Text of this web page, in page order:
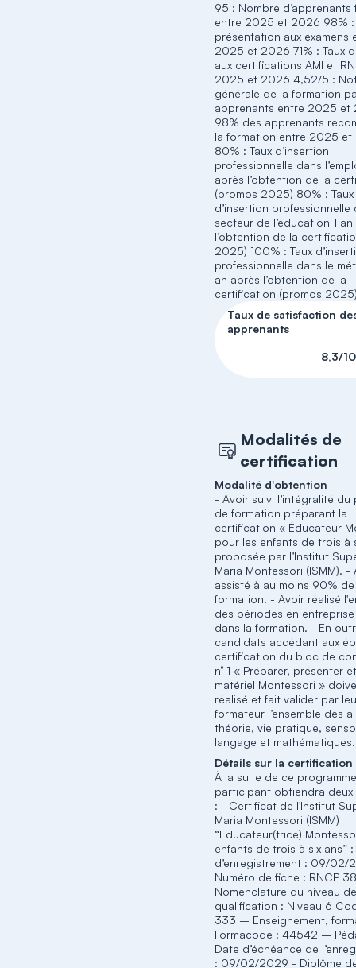
95 : Nombre d’apprenants
entre 2025 et 2026 98% :
présentation aux examens
2025 et 2026 71% : Taux
aux certifications AMI et
2025 et 2026 4,52/5 :
générale de la formation
apprenants entre 2025 et
98% des apprenants
la formation entre 2025
80% : Taux d’insertion
professionnelle dans
après l’obtention de la
(promos 2025) 80% : Taux
d’insertion professionnelle
secteur de l’éducation 1
l’obtention de la
2025) 100% : Taux
professionnelle dans le
an après l’obtention de la
certification (promos
Taux de satisfaction
apprenants
8,3/10
Modalités de
certification
Modalité d'obtention
- Avoir suivi l’intégralité du
de formation préparant la
certification « Éducateur
pour les enfants de trois à
proposée par l’Institut
Maria Montessori (ISMM). -
assisté à au moins 90%
formation. - Avoir réalisé
des périodes en
dans la formation. - En
candidats accédant aux
certification du bloc de
n° 1 « Préparer, présenter
matériel Montessori »
réalisé et fait valider par
formateur l’ensemble des
théorie, vie pratique,
langage et mathématiques.
Détails sur la certification
À la suite de ce
participant obtiendra
: - Certificat de l'Institut
Maria Montessori (ISMM)
“Educateur(trice)
enfants de trois à six ans”
d’enregistrement : 09/02/
Numéro de fiche : RNCP
Nomenclature du niveau
qualification : Niveau 6
333 – Enseignement,
Formacode : 44542 –
Date d’échéance de
: 09/02/2029 - Diplôme